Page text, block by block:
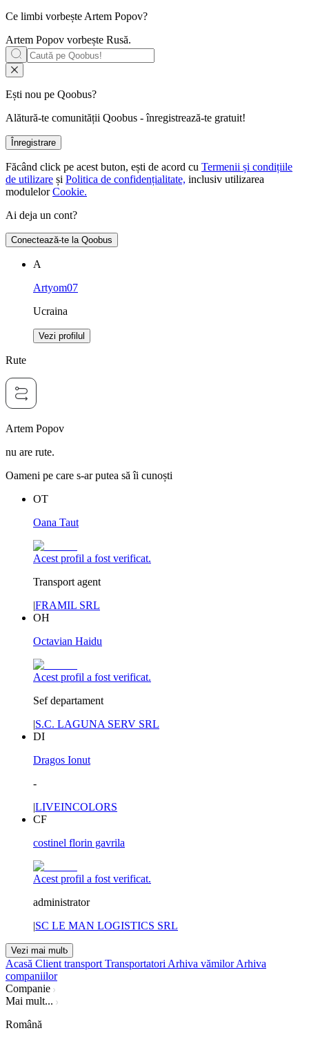
Ce limbi vorbeșteArtem Popov?
Artem Popov vorbește Rusă.
Ești nou pe Qoobus?
Alătură-te comunității Qoobus - înregistrează-te gratuit!
Înregistrare
Făcând click pe acest buton, ești de acord cu Termenii și condițiile
de utilizare și Politica de confidențialitate, inclusiv utilizarea
modulelor Cookie.
Ai deja un cont?
Conectează-te la Qoobus
А
Artyom07
Ucraina
Vezi profilul
Rute
Artem Popov
nu are rute.
Oameni pe care s-ar putea să îi cunoști
OT
Oana Taut
Acest profil a fost verificat.
Transport agent
|FRAMIL SRL
OH
Octavian Haidu
Acest profil a fost verificat.
Sef departament
|S.C. LAGUNA SERV SRL
DI
Dragos Ionut
-
|LIVEINCOLORS
CF
costinel florin gavrila
Acest profil a fost verificat.
administrator
|SC LE MAN LOGISTICS SRL
Vezi mai mult
Acasă Client transport TransportatoriArhiva vămilorArhiva
companiilor
Companie
Mai mult...
Română